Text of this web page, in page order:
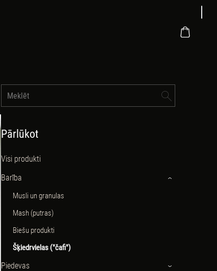
Pārlūkot
Visi produkti
Barība
Musli un granulas
Mash (putras)
Biešu produkti
Šķiedrvielas ("čafi")
›
Piedevas ›